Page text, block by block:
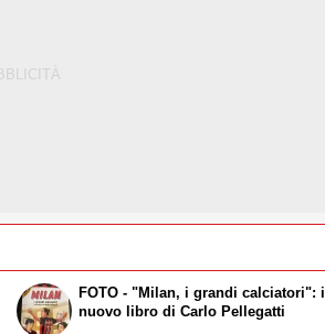
FOTO - "Milan, i grandi calciatori": il
nuovo libro di Carlo Pellegatti